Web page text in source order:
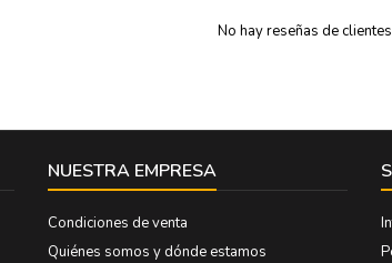
No hay reseñas de
NUESTRA EMPRESA
Condiciones de venta
Quiénes somos y dónde estamos